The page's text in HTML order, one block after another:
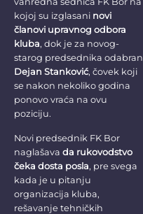
kojoj su izglasani novi
članovi upravnog odbora
kluba, dok je za novog-
starog predsednika odabran
Dejan Stanković, čovek koji
se nakon nekoliko godina
ponovo vraća na ovu
poziciju.
Novi predsednik FK Bor
naglašava da rukovodstvo
čeka dosta posla, pre svega
kada je u pitanju
organizacija kluba,
rešavanje tehničkih